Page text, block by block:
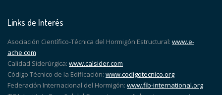
Links de Interés
Asociación Científico-Técnica del Hormigón Estructural: www.e-
ache.com
Calidad Siderúrgica: www.calsider.com
Código Técnico de la Edificación: www.codigotecnico.org
Federación Internacional del Hormigón: www.fib-international.org